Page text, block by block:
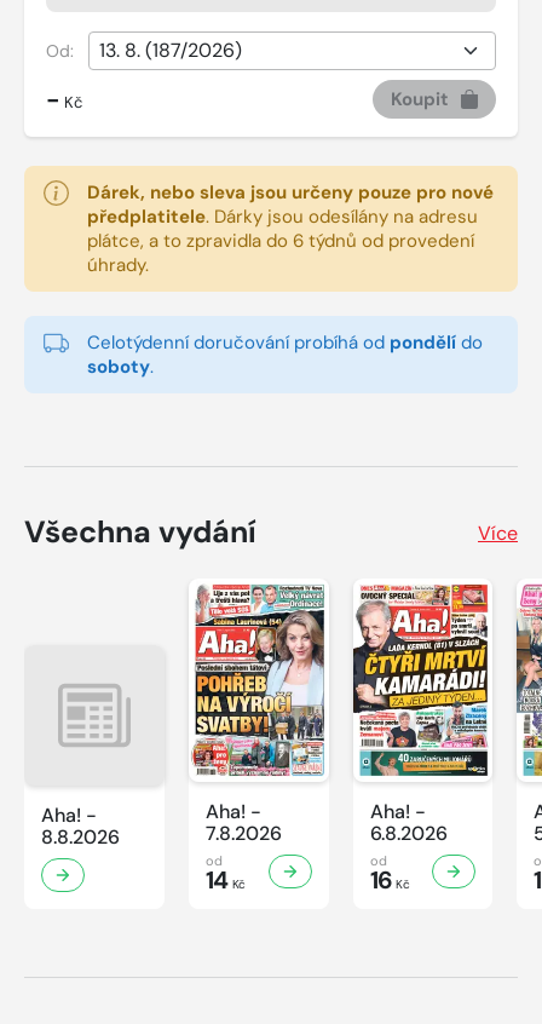
Od:
- Kč Koupit
Dárek, nebo sleva jsou určeny pouze pro nové
předplatitele. Dárky jsou odesílány na adresu
plátce, a to zpravidla do 6 týdnů od provedení
úhrady.
Celotýdenní doručování probíhá od pondělí do
soboty.
Všechna vydání Více
Aha! -
8.8.2026
Aha! -
7.8.2026
od
14Kč
Aha! -
6.8.2026
od
16 Kč